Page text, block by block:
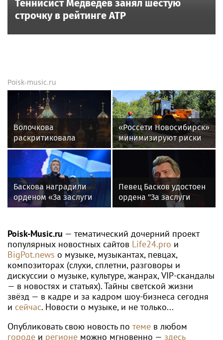
Теннисист Медведев занял шестую
строчку в рейтинге ATP
Poisk-music.ru
Волочкова
раскритиковала
концерт Билана в
Москве за плохую
организацию
«Россети Новосибирск»
минимизируют риски
повреждений ЛЭП за
счет масштабной
расчистки просек
Баскова наградили
орденом «За заслуги
перед отечеством»
Певец Басков удостоен
ордена "За заслуги
перед Отечеством" IV
Poisk-Music.ru — тематический дочерний проект
популярных новостных сайтов Life24.pro и
BigPot.news о музыке, музыкантах, певцах,
композиторах (слухи, сплетни, разговоры и
дискуссии о музыке, культуре, жанрах, VIP-скандалы
— в новостях и статьях). Тайны светской жизни
звёзд — в кадре и за кадром шоу-бизнеса сегодня
и сейчас. Новости о музыке, и не только...
Опубликовать свою новость по теме в любом
городе и регионе можно мгновенно — здесь